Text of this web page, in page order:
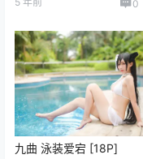
0
九曲 泳装爱宕 [18P]